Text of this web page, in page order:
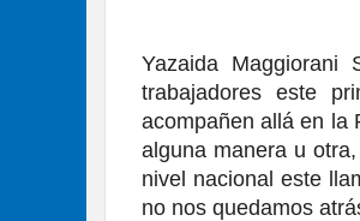
Yazaida Maggiorani
trabajadores este
acompañen allá en la
alguna manera u
nivel nacional este
no nos quedamos